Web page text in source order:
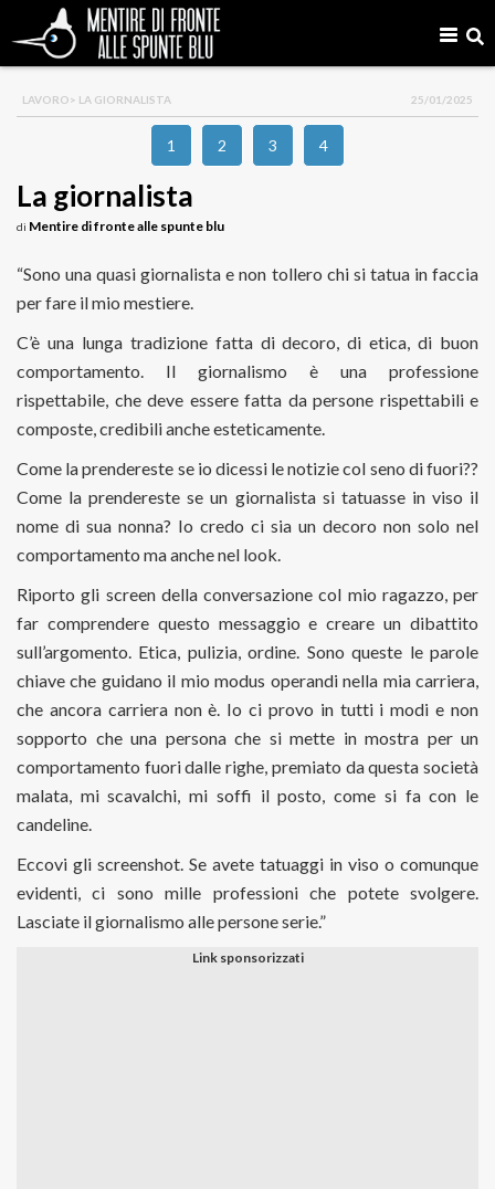
LAVORO> LA GIORNALISTA 25/01/2025
1 2 3 4
La giornalista
di Mentire di fronte alle spunte blu
“Sono una quasi giornalista e non tollero chi si tatua in faccia
per fare il mio mestiere.
C’è una lunga tradizione fatta di decoro, di etica, di buon
comportamento. Il giornalismo è una professione
rispettabile, che deve essere fatta da persone rispettabili e
composte, credibili anche esteticamente.
Come la prendereste se io dicessi le notizie col seno di fuori??
Come la prendereste se un giornalista si tatuasse in viso il
nome di sua nonna? Io credo ci sia un decoro non solo nel
comportamento ma anche nel look.
Riporto gli screen della conversazione col mio ragazzo, per
far comprendere questo messaggio e creare un dibattito
sull’argomento. Etica, pulizia, ordine. Sono queste le parole
chiave che guidano il mio modus operandi nella mia carriera,
che ancora carriera non è. Io ci provo in tutti i modi e non
sopporto che una persona che si mette in mostra per un
comportamento fuori dalle righe, premiato da questa società
malata, mi scavalchi, mi soffi il posto, come si fa con le
candeline.
Eccovi gli screenshot. Se avete tatuaggi in viso o comunque
evidenti, ci sono mille professioni che potete svolgere.
Lasciate il giornalismo alle persone serie.”